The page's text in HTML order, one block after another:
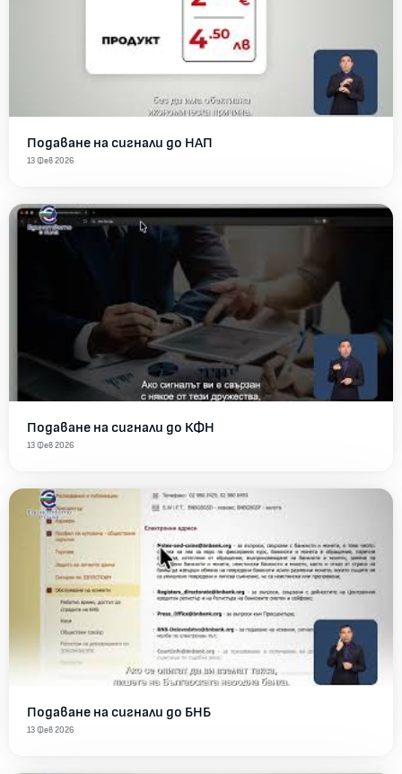
Подаване на сигнали до НАП
13 Фев 2026
Подаване на сигнали до КФН
13 Фев 2026
Подаване на сигнали до БНБ
13 Фев 2026